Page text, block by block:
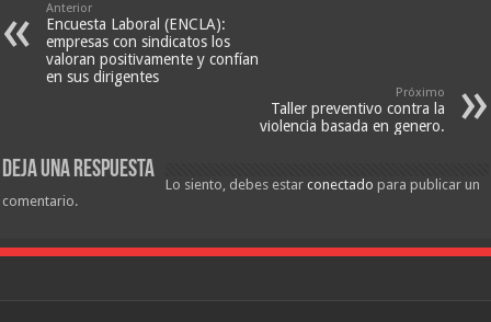
Anterior
Encuesta Laboral (ENCLA):
empresas con sindicatos los
valoran positivamente y confían
en sus dirigentes
Próximo
Taller preventivo contra la
violencia basada en genero.
Deja una respuesta
Lo siento, debes estarconectado para publicar un
comentario.